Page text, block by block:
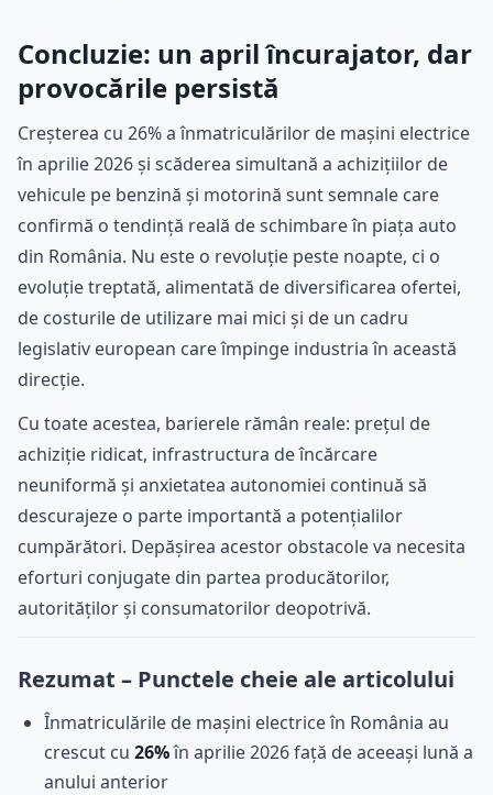
Concluzie: un april încurajator, dar
provocările persistă
Creșterea cu 26% a înmatriculărilor de mașini electrice
în aprilie 2026 și scăderea simultană a achizițiilor de
vehicule pe benzină și motorină sunt semnale care
confirmă o tendință reală de schimbare în piața auto
din România. Nu este o revoluție peste noapte, ci o
evoluție treptată, alimentată de diversificarea ofertei,
de costurile de utilizare mai mici și de un cadru
legislativ european care împinge industria în această
direcție.
Cu toate acestea, barierele rămân reale: prețul de
achiziție ridicat, infrastructura de încărcare
neuniformă și anxietatea autonomiei continuă să
descurajeze o parte importantă a potențialilor
cumpărători. Depășirea acestor obstacole va necesita
eforturi conjugate din partea producătorilor,
autorităților și consumatorilor deopotrivă.
Rezumat – Punctele cheie ale articolului
Înmatriculările de mașini electrice în România au
crescut cu 26%în aprilie 2026 față de aceeași lună a
anului anterior